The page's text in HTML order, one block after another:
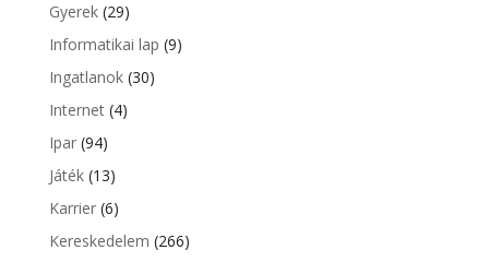
Gyerek(29)
Informatikai lap (9)
Ingatlanok(30)
Internet(4)
Ipar(94)
Játék(13)
Karrier(6)
Kereskedelem (266)